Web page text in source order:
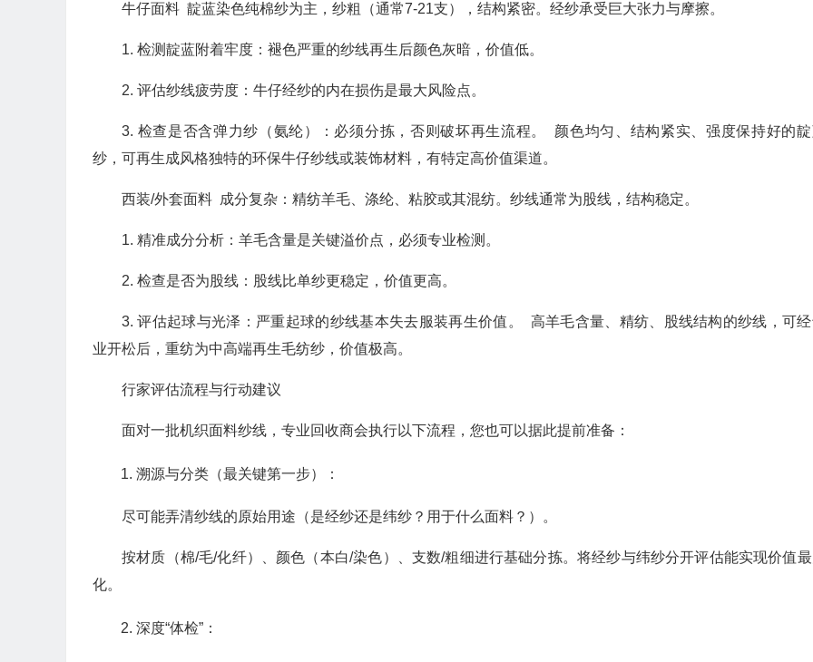
牛仔面料 靛蓝染色纯棉纱为主，纱粗（通常7-21支），结构紧密。经纱承受巨大张力与摩擦。
1. 检测靛蓝附着牢度：褪色严重的纱线再生后颜色灰暗，价值低。
2. 评估纱线疲劳度：牛仔经纱的内在损伤是最大风险点。
3. 检查是否含弹力纱（氨纶）：必须分拣，否则破坏再生流程。 颜色均匀、结构紧实、强度保持好的
纱，可再生成风格独特的环保牛仔纱线或装饰材料，有特定高价值渠道。
西装/外套面料 成分复杂：精纺羊毛、涤纶、粘胶或其混纺。纱线通常为股线，结构稳定。
1. 精准成分分析：羊毛含量是关键溢价点，必须专业检测。
2. 检查是否为股线：股线比单纱更稳定，价值更高。
3. 评估起球与光泽：严重起球的纱线基本失去服装再生价值。 高羊毛含量、精纺、股线结构的纱线，可
业开松后，重纺为中高端再生毛纺纱，价值极高。
行家评估流程与行动建议
面对一批机织面料纱线，专业回收商会执行以下流程，您也可以据此提前准备：
溯源与分类（最关键第一步）：
尽可能弄清纱线的原始用途（是经纱还是纬纱？用于什么面料？）。
按材质（棉/毛/化纤）、颜色（本白/染色）、支数/粗细进行基础分拣。将经纱与纬纱分开评估能实现价值
化。
深度“体检”：